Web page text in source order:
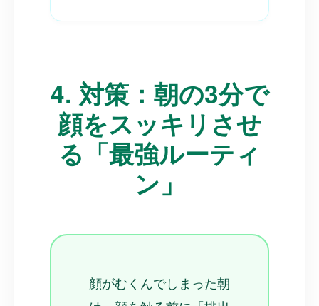
4. 対策：朝の3分で
顔をスッキリさせ
る「最強ルーティ
ン」
顔がむくんでしまった朝